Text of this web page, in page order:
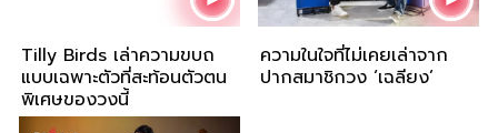
Tilly Birds เล่าความขบถ
แบบเฉพาะตัวที่สะท้อนตัวตน
พิเศษของวงนี้
ความในใจที่ไม่เคยเล่าจาก
ปากสมาชิกวง ‘เฉลียง’